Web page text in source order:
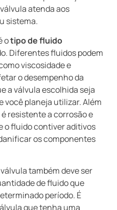
atenda aos
sistema.
otipo de fluido
Diferentes fluidos podem
viscosidade e
o desempenho da
a válvula escolhida seja
você planeja utilizar. Além
resistente a corrosão e
o fluido contiver aditivos
os componentes
também deve ser
de fluido que
período. É
que tenha uma